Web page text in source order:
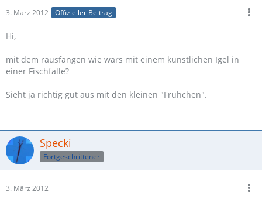
3. März 2012 Offizieller Beitrag
Hi,
mit dem rausfangen wie wärs mit einem künstlichen Igel in
einer Fischfalle?
Sieht ja richtig gut aus mit den kleinen "Frühchen".
Specki
Fortgeschrittener
3. März 2012